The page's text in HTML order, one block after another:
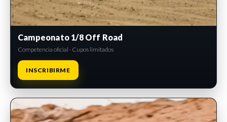
Campeonato 1/8 Off Road
Competencia oficial · Cupos limitados
INSCRIBIRME
INSCRIPCIONES ABIERTAS